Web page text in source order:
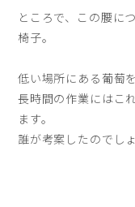
ところで、この腰に
椅子。
低い場所にある葡萄
長時間の作業にはこ
ます。
誰が考案したのでし